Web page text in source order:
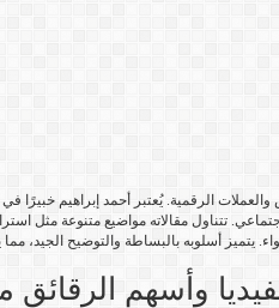
الرقمية. يُعتبر أحمد إبراهيم خبيرًا
تتناول مقالاته مواضيع متنوعة مثل
يتميز أسلوبه بالبساطة والتوضيح الجيد،
وأسهم